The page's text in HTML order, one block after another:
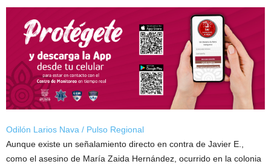
Odilón Larios Nava / Pulso Regional
Aunque existe un señalamiento directo en contra de Javier E.,
como el asesino de María Zaida Hernández, ocurrido en la colonia